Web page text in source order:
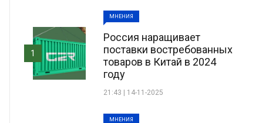
МНЕНИЯ
Россия наращивает
поставки востребованных
товаров в Китай в 2024
году
21:43 | 14-11-2025
1
МНЕНИЯ